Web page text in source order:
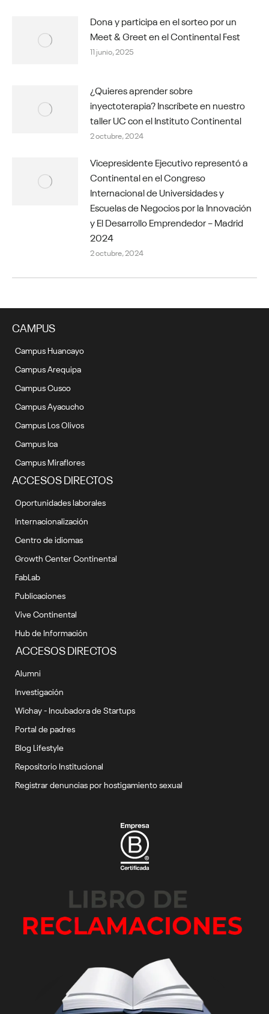
Dona y participa en el sorteo por un
Meet & Greet en el Continental Fest
11 junio, 2025
¿Quieres aprender sobre
inyectoterapia? Inscríbete en nuestro
taller UC con el Instituto Continental
2 octubre, 2024
Vicepresidente Ejecutivo representó a
Continental en el Congreso
Internacional de Universidades y
Escuelas de Negocios por la Innovación
y El Desarrollo Emprendedor – Madrid
2024
2 octubre, 2024
CAMPUS
Campus Huancayo
Campus Arequipa
Campus Cusco
Campus Ayacucho
Campus Los Olivos
Campus Ica
Campus Miraflores
ACCESOS DIRECTOS
Oportunidades laborales
Internacionalización
Centro de idiomas
Growth Center Continental
FabLab
Publicaciones
Vive Continental
Hub de Información
ACCESOS DIRECTOS
Alumni
Investigación
Wichay - Incubadora de Startups
Portal de padres
Blog Lifestyle
Repositorio Institucional
Registrar denuncias por hostigamiento sexual